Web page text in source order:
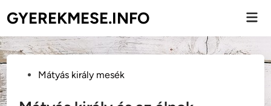
to
content
GYEREKMESE.INFO
PostedMátyás király mesék